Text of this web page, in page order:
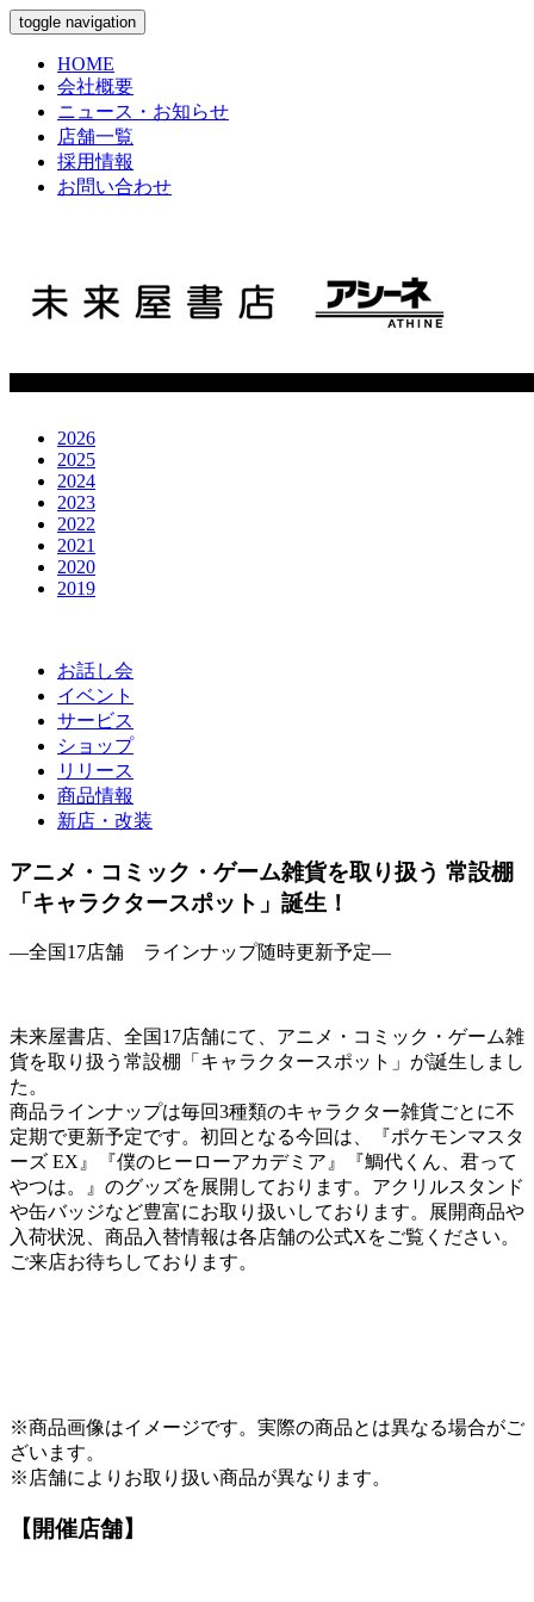
toggle navigation
HOME
会社概要
ニュース・お知らせ
店舗一覧
採用情報
お問い合わせ
2026
2025
2024
2023
2022
2021
2020
2019
お話し会
イベント
サービス
ショップ
リリース
商品情報
新店・改装
アニメ・コミック・ゲーム雑貨を取り扱う 常設棚
「キャラクタースポット」誕生！
―全国17店舗 ラインナップ随時更新予定―
未来屋書店、全国17店舗にて、アニメ・コミック・ゲーム雑
貨を取り扱う常設棚「キャラクタースポット」が誕生しまし
た。
商品ラインナップは毎回3種類のキャラクター雑貨ごとに不
定期で更新予定です。初回となる今回は、『ポケモンマスタ
ーズ EX』『僕のヒーローアカデミア』『鯛代くん、君って
やつは。』のグッズを展開しております。アクリルスタンド
や缶バッジなど豊富にお取り扱いしております。展開商品や
入荷状況、商品入替情報は各店舗の公式Xをご覧ください。
ご来店お待ちしております。
※商品画像はイメージです。実際の商品とは異なる場合がご
ざいます。
※店舗によりお取り扱い商品が異なります。
【開催店舗】